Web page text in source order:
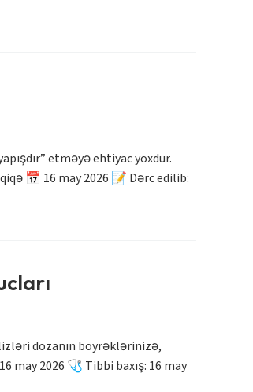
etməyə ehtiyac yoxdur.
📅 16 may 2026 📝 Dərc edilib:
dozanın böyrəklərinizə,
may 2026 🩺 Tibbi baxış: 16 may